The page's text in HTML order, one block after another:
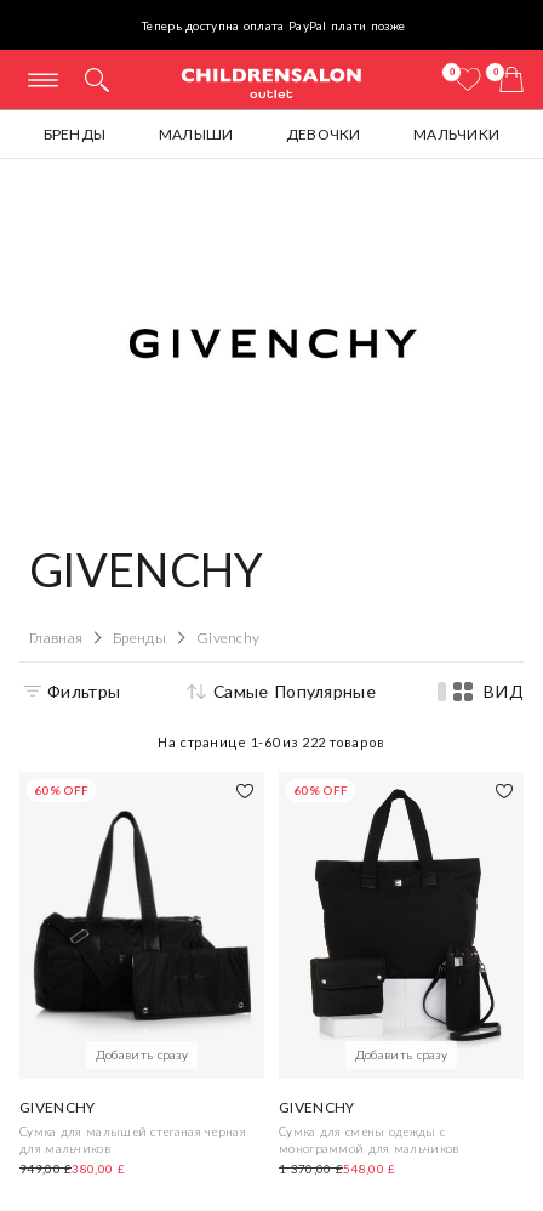
Теперь доступна оплата PayPal плати позже
0 0
БРЕНДЫ МАЛЫШИ ДЕВОЧКИ МАЛЬЧИКИ
GIVENCHY
Главная Бренды Givenchy
Фильтры Самые Популярные ВИД
На странице 1-60из 222 товаров
60% OFF
Добавить сразу
GIVENCHY
Сумка для малышей стеганая черная
для мальчиков
949,00 £380,00 £
60% OFF
Добавить сразу
GIVENCHY
Сумка для смены одежды с
монограммой для мальчиков
1 370,00 £548,00 £